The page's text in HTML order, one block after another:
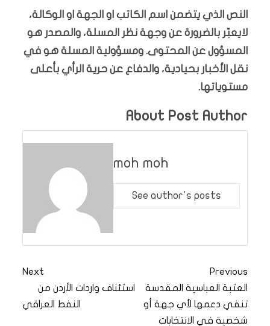
النص الذي يتضمن اسم الكاتب او الجهة او الوكالة،
لايعبّر بالضرورة عن وجهة نظر المسلة، والمصدر هو
المسؤول عن المحتوى. ومسؤولية المسلة هو في
نقل الأخبار بحيادية، والدفاع عن حرية الرأي بأعلى
مستوياتها.
About Post Author
moh moh
See author's posts
Previous
العتبة العباسية المقدسة
تنفي دعمها لأي جهة أو
شخصية في الانتخابات
Next
استئناف واردات الأردن من
النفط العراقي